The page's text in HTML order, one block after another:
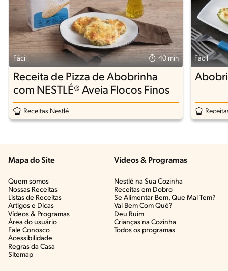
Fácil 40 min
Receita de Pizza de Abobrinha
com NESTLÉ® Aveia Flocos Finos
Receitas Nestlé
Fácil
Mapa do Site
Quem somos
Nossas Receitas
Listas de Receitas​
Artigos e Dicas​
Vídeos & Programas​
Área do usuário
Fale Conosco
Acessibilidade
Regras da Casa
Sitemap
Vídeos & Programas​
Nestlé na Sua Cozinha
Receitas em Dobro
Se Alimentar Bem, Que Mal Tem?​
Vai Bem Com Quê?​
Deu Ruim​
Crianças na Cozinha​
Todos os programas